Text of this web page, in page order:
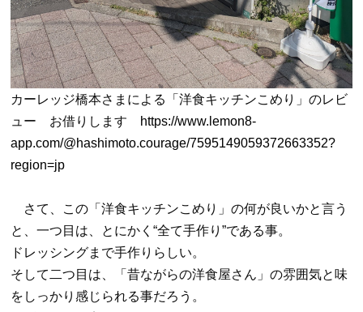
カーレッジ橋本さまによる「洋食キッチンこめり」のレビ
ュー お借りします https://www.lemon8-
app.com/@hashimoto.courage/7595149059372663352?
region=jp
さて、この「洋食キッチンこめり」の何が良いかと言う
と、一つ目は、とにかく“全て手作り”である事。
ドレッシングまで手作りらしい。
そして二つ目は、「昔ながらの洋食屋さん」の雰囲気と味
をしっかり感じられる事だろう。